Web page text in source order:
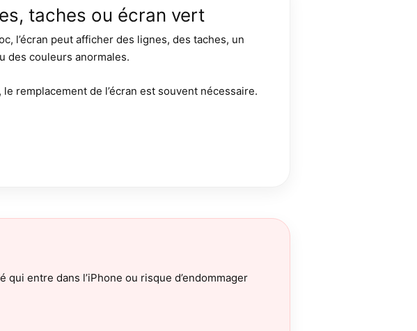
taches ou écran vert
l’écran peut afficher des lignes, des taches, un
des couleurs anormales.
le remplacement de l’écran est souvent nécessaire.
entre dans l’iPhone ou risque d’endommager